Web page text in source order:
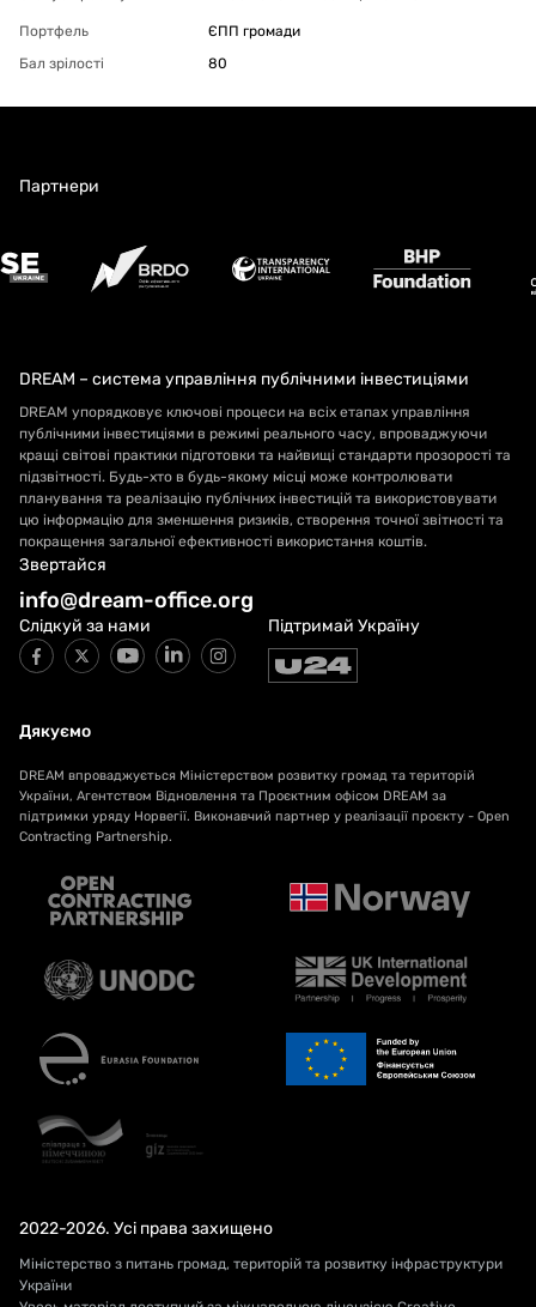
Портфель
ЄПП громади
Бал зрілості
80
Партнери
DREAM – система управління публічними інвестиціями
DREAM упорядковує ключові процеси на всіх етапах управління
публічними інвестиціями в режимі реального часу, впроваджуючи
кращі світові практики підготовки та найвищі стандарти прозорості та
підзвітності. Будь-хто в будь-якому місці може контролювати
планування та реалізацію публічних інвестицій та використовувати
цю інформацію для зменшення ризиків, створення точної звітності та
покращення загальної ефективності використання коштів.
Звертайся
info@dream-office.org
Слідкуй за нами Підтримай Україну
Дякуємо
DREAM впроваджується Міністерством розвитку громад та територій
України, Агентством Відновлення та Проєктним офісом DREAM за
підтримки уряду Норвегії. Виконавчий партнер у реалізації проєкту - Open
Contracting Partnership.
2022-2026. Усі права захищено
Міністерство з питань громад, територій та розвитку інфраструктури
України